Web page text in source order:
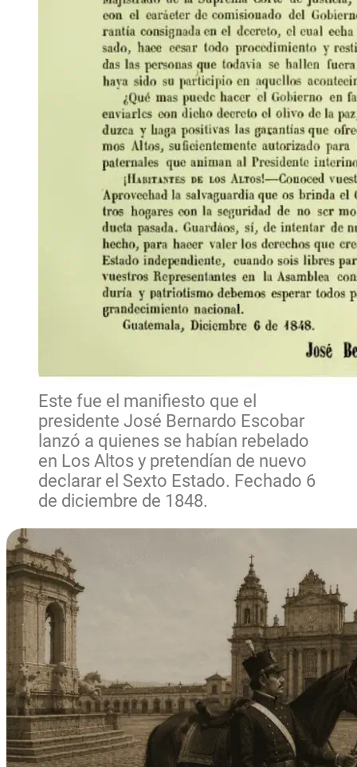
Este fue el manifiesto que el
presidente José Bernardo Escobar
lanzó a quienes se habían rebelado
en Los Altos y pretendían de nuevo
declarar el Sexto Estado. Fechado 6
de diciembre de 1848.